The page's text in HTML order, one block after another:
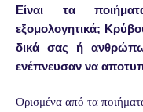
Είναι τα
εξομολογητικά;
δικά σας ή
ενέπνευσαν να
Ορισμένα από τα